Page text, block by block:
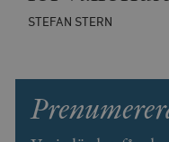
STEFAN STERN